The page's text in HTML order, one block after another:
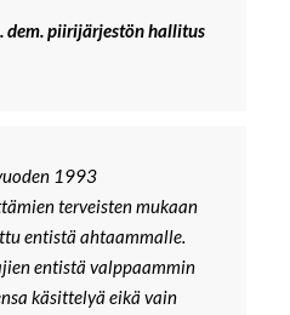
dem. piirijärjestön hallitus
1993
terveisten mukaan
entistä ahtaammalle.
entistä valppaammin
käsittelyä eikä vain